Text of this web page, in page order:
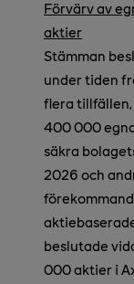
Förvärv av
aktier
Stämman
under tiden
flera
400 000
säkra
2026 och
beslutade
000 aktier i